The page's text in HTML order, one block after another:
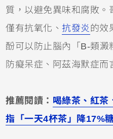
質，以避免異味和腐敗。
僅有抗氧化、 抗發炎 的效
酚可以防止腦內「B-類澱
防癡呆症、阿茲海默症而
推薦閱讀： 喝綠茶、紅茶
指「一天4杯茶」降17%